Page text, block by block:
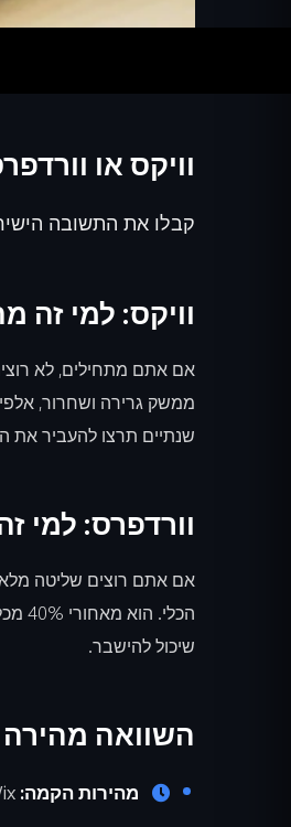
וויקס או
קבלו את התשובה
וויקס: למי זה
ממשק גרירה ושחרור, אלפי
שנתיים תרצו להעביר את
וורדפרס: למי
שיכול להישבר.
השוואה מהירה
מהירות הקמה: